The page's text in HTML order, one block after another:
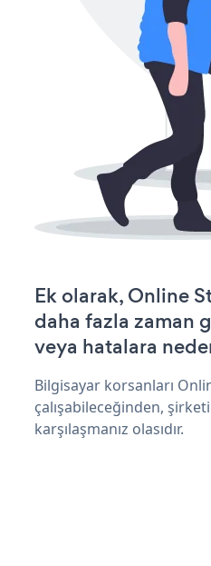
Ek olarak, Online
daha fazla zaman
veya hatalara
Bilgisayar korsanları
çalışabileceğinden,
karşılaşmanız olasıdır.